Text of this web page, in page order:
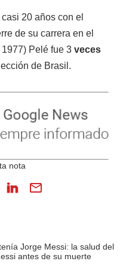
20 años con el
de su carrera en el
Pelé fue 3 veces
de Brasil.
Jorge Messi: la salud del
antes de su muerte